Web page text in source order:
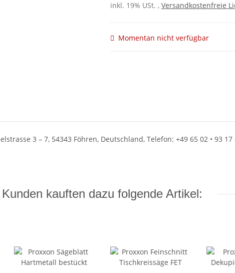
inkl. 19% USt. , Versandkostenfreie
Momentan nicht verfügbar
3 – 7, 54343 Föhren, Deutschland, Telefon: +49 65 02 • 93
Kunden kauften dazu folgende Artikel: